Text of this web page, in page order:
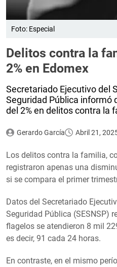
Foto: Especial
Delitos contra la
2% en Edomex
Secretariado Ejecutivo del
Seguridad Pública informó
del 2% en delitos contra la
Gerardo García Abril 21,
Los delitos contra la familia,
registraron apenas una
si se compara el primer
Datos del Secretariado
Seguridad Pública (SESNSP)
flagelos se atendieron 8 mil
es decir, 91 cada 24 horas.
En contraste, en el mismo